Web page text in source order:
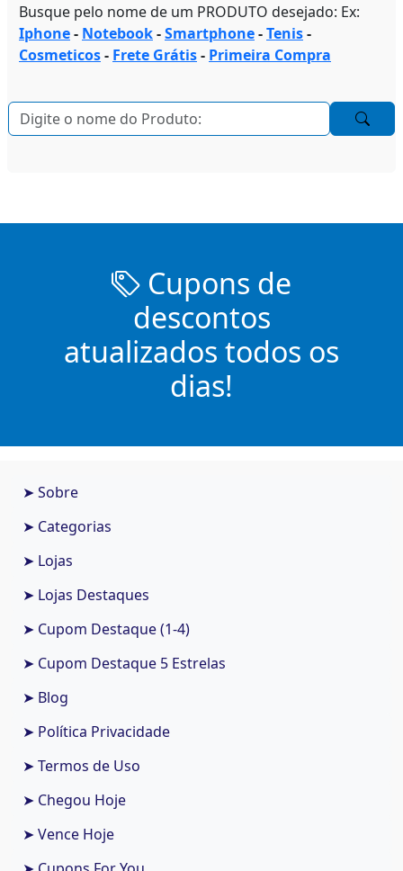
Busque pelo nome de um PRODUTO desejado: Ex:
Iphone- Notebook-Smartphone-Tenis-
Cosmeticos- Frete Grátis- Primeira Compra
Cupons de
descontos
atualizados todos os
dias!
➤ Sobre
➤ Categorias
➤ Lojas
➤ Lojas Destaques
➤ Cupom Destaque (1-4)
➤ Cupom Destaque 5 Estrelas
➤ Blog
➤ Política Privacidade
➤ Termos de Uso
➤ Chegou Hoje
➤ Vence Hoje